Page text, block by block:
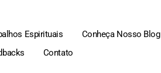
Espirituais Conheça Nosso Blog
Contato